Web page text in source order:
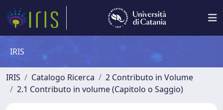
IRIS
IRIS Catalogo Ricerca
2 Contributo in Volume
2.1 Contributo in volume (Capitolo o Saggio)